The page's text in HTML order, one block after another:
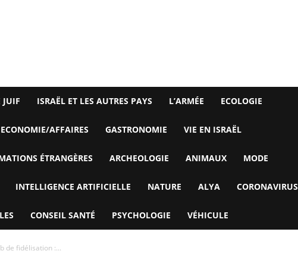
JUIF ISRAËL ET LES AUTRES PAYS L’ARMÉE ECOLOGIE
ECONOMIE/AFFAIRES GASTRONOMIE VIE EN ISRAËL
ÉTRANGÈRES ARCHEOLOGIE ANIMAUX MODE
INTELLIGENCE ARTIFICIELLE NATURE ALYA CORONAVIRUS
CONSEIL SANTÉ PSYCHOLOGIE VÉHICULE
de fidélisation :...